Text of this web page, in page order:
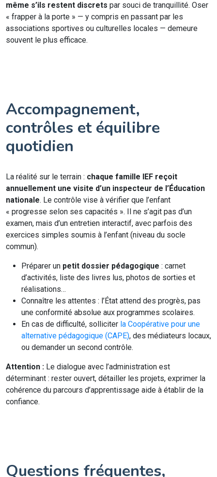
même s’ils restent discrets par souci de tranquillité. Oser
« frapper à la porte » — y compris en passant par les
associations sportives ou culturelles locales — demeure
souvent le plus efficace.
Accompagnement,
contrôles et équilibre
quotidien
La réalité sur le terrain : chaque famille IEF reçoit
annuellement une visite d’un inspecteur de l’Éducation
nationale. Le contrôle vise à vérifier que l’enfant
« progresse selon ses capacités ». Il ne s’agit pas d’un
examen, mais d’un entretien interactif, avec parfois des
exercices simples soumis à l’enfant (niveau du socle
commun).
Préparer un petit dossier pédagogique : carnet
d’activités, liste des livres lus, photos de sorties et
réalisations…
Connaître les attentes : l’État attend des progrès, pas
une conformité absolue aux programmes scolaires.
En cas de difficulté, solliciter la Coopérative pour une
alternative pédagogique (CAPE), des médiateurs locaux,
ou demander un second contrôle.
Attention : Le dialogue avec l’administration est
déterminant : rester ouvert, détailler les projets, exprimer la
cohérence du parcours d’apprentissage aide à établir de la
confiance.
Questions fréquentes,